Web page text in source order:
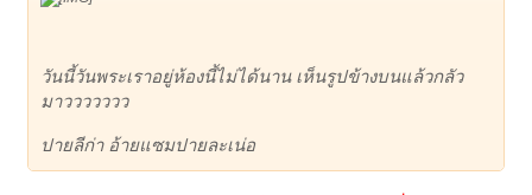
วันนี้วันพระเราอยู่ห้องนี้ไม่ได้นาน เห็นรูปข้างบนแล้วกลัว
มาววววววว
ปายลีก่า อ้ายแซมปายละเน่อ